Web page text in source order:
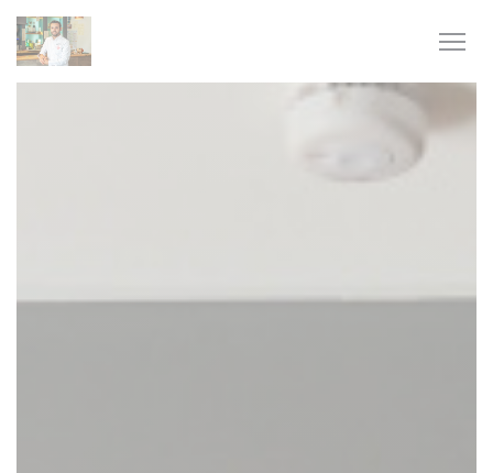
Πίνακας διαχείρισης "Μπισκότων" (Cookies)